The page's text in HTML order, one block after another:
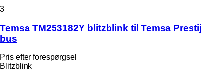
3
Temsa TM253182Y blitzblink til Temsa Prestij
bus
Pris efter forespørgsel
Blitzblink